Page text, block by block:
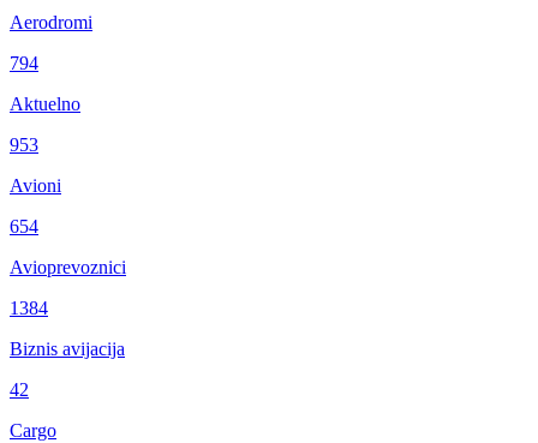
Aerodromi
794
Aktuelno
953
Avioni
654
Avioprevoznici
1384
Biznis avijacija
42
Cargo